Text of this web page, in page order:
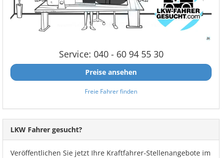
Service: 040 - 60 94 55 30
Preise ansehen
Freie Fahrer finden
LKW Fahrer gesucht?
Veröffentlichen Sie jetzt Ihre Kraftfahrer-Stellenangebote im